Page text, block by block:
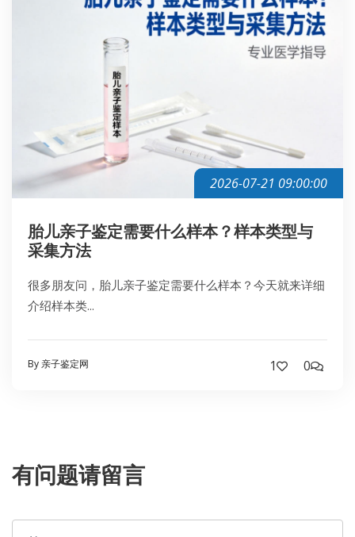
2026-07-21 09:00:00
胎儿亲子鉴定需要什么样本？样本类型与
采集方法
很多朋友问，胎儿亲子鉴定需要什么样本？今天就来详细
介绍样本类...
By 亲子鉴定网 1 0
有问题请留言